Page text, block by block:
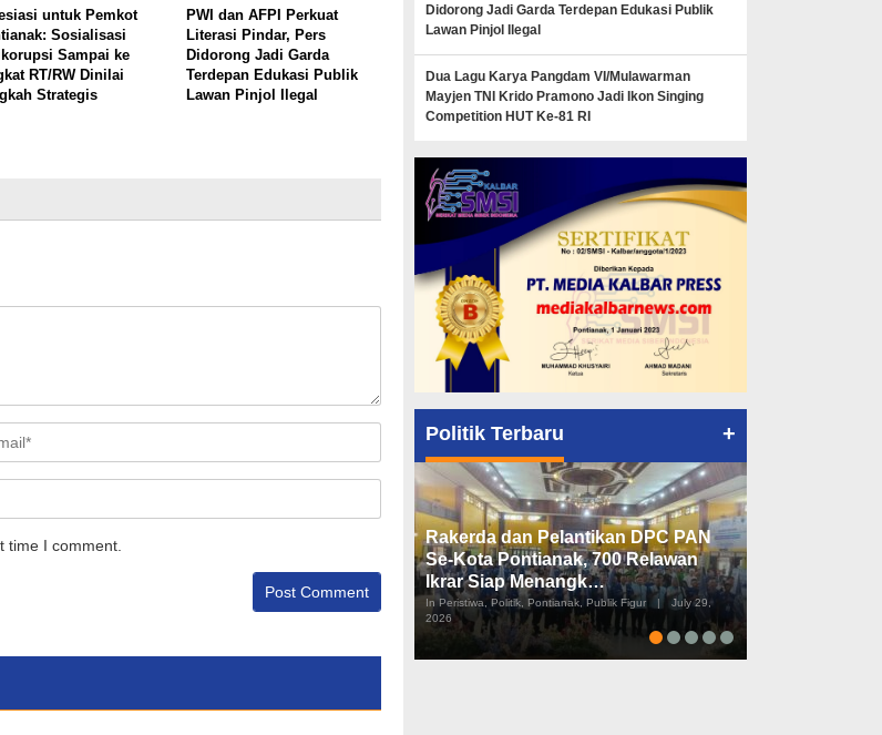
untuk Pemkot
Sosialisasi
Sampai ke
RT/RW Dinilai
Strategis
PWI dan AFPI Perkuat
Literasi Pindar, Pers
Didorong Jadi Garda
Terdepan Edukasi Publik
Lawan Pinjol Ilegal
time I comment.
Didorong Jadi Garda Terdepan Edukasi Publik
Lawan Pinjol Ilegal
Dua Lagu Karya Pangdam VI/Mulawarman
Mayjen TNI Krido Pramono Jadi Ikon Singing
Competition HUT Ke-81 RI
Politik Terbaru +
Rakerda dan Pelantikan DPC PAN
Se-Kota Pontianak, 700 Relawan
Ikrar Siap Menangk…
In Peristiwa, Politik, Pontianak, Publik Figur |
July 29,
2026